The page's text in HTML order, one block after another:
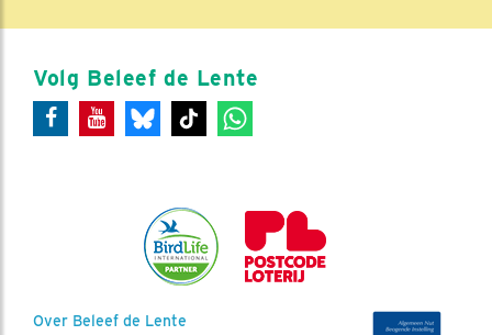
Volg Beleef de Lente
Over Beleef de Lente